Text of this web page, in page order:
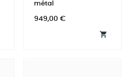
métal
Prix
949,00 €
